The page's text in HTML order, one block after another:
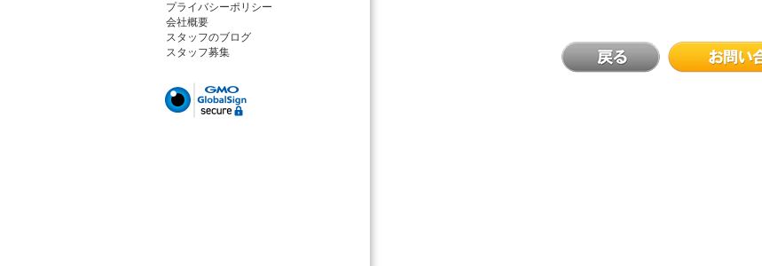
プライバシーポリシー
会社概要
スタッフのブログ
スタッフ募集